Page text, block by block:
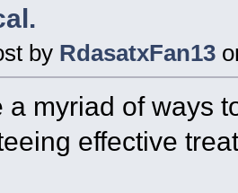
by RdasatxFan13
a myriad of ways
effective